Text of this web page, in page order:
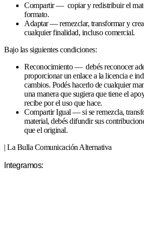
Compartir — copiar y redistribuir el
formato.
Adaptar — remezclar, transformar y
cualquier finalidad, incluso comercial.
Bajo las siguientes condiciones:
Reconocimiento — debés reconocer
proporcionar un enlace a la licencia e
cambios. Podés hacerlo de cualquier
una manera que sugiera que tiene el
recibe por el uso que hace.
Compartir Igual — si se remezcla,
material, debés difundir sus
que el original.
| La Bulla Comunicación Alternativa
Integramos: